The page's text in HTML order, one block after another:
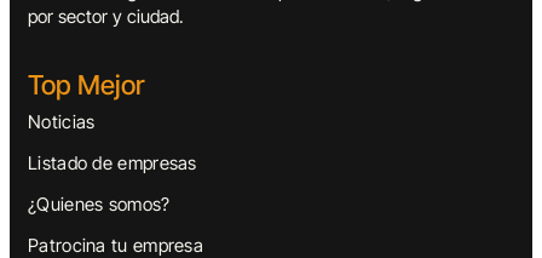
por sector y ciudad.
Top Mejor
Noticias
Listado de empresas
¿Quienes somos?
Patrocina tu empresa